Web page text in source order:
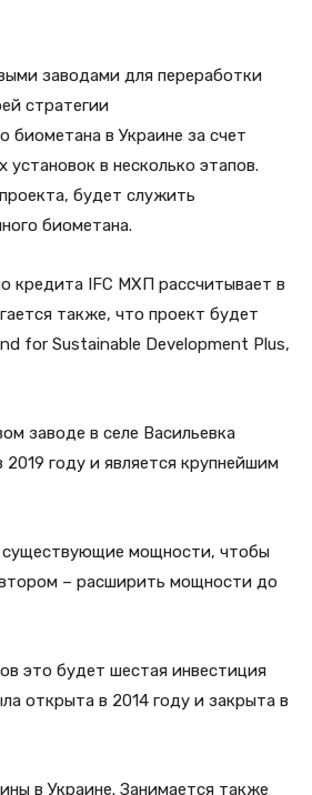
заводами для переработки
стратегии
в Украине за счет
в несколько этапов.
будет служить
биометана.
кредита IFC МХП рассчитывает в
также, что проект будет
for Sustainable Development Plus,
заводе в селе Васильевка
году и является крупнейшим
существующие мощности, чтобы
– расширить мощности до
это будет шестая инвестиция
открыта в 2014 году и закрыта в
в Украине. Занимается также